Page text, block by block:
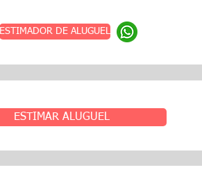
ESTIMADOR DE ALUGUEL
ESTIMAR ALUGUEL